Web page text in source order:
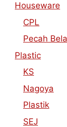
Houseware
CPL
Pecah
Plastic
KS
Nagoya
Plastik
SEJ